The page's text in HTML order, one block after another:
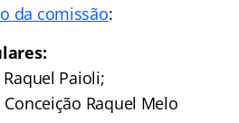
da comissão:
Paioli;
Raquel Melo